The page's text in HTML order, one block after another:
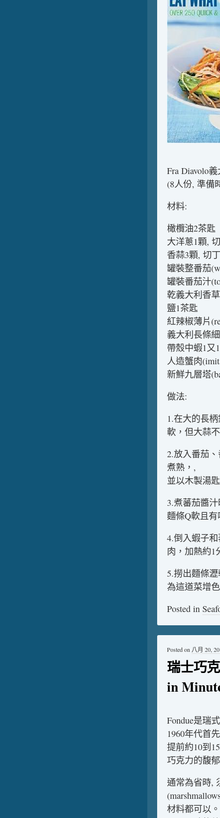
Fra Diavolo
(8人份, 準備
材料:
橄欖油2茶匙
大洋蔥1顆,
香蒜3顆, 切丁
罐裝整番茄
罐裝番茄汁
乾義大利香
鹽1茶匙
紅辣椒薄片
義大利長條
帶殼中蝦1又
人造蟹肉
新鮮九層塔
做法:
1.在大的長
軟，但大蒜
2.放入番茄
煮熟，,
並以木製湯
3.煮蕃茄醬
麵條Q軟且
4.倒入蝦子
肉，加熱約1
5.撈出麵條
為這道菜增
Posted in
瑞士巧
in
Posted on 八月 20,
Fondue是瑞
1960年代首
提前約10到
巧克力的馥
通常為省時,
材料都可以